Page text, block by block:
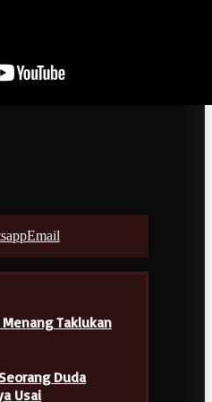
Email
Menang Taklukan
Duda
Usai